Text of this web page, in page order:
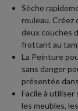
Sèche
rouleau. Créez
deux couches
frottant au
La Peinture
sans danger
présentée
Facile à
les meubles,